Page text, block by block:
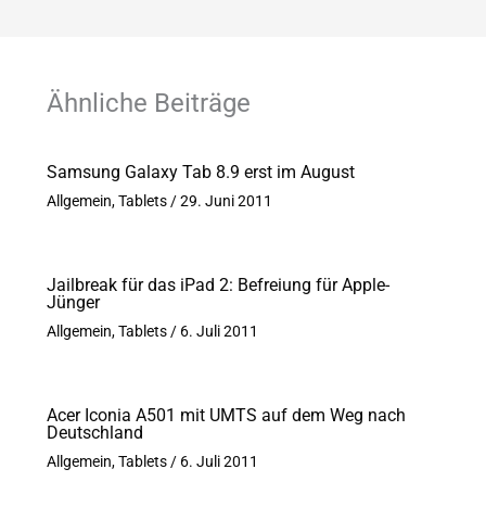
Ähnliche Beiträge
Samsung Galaxy Tab 8.9 erst im August
Allgemein,Tablets/29. Juni 2011
Jailbreak für das iPad 2: Befreiung für Apple-
Jünger
Allgemein,Tablets/ 6. Juli 2011
Acer Iconia A501 mit UMTS auf dem Weg nach
Deutschland
Allgemein,Tablets/ 6. Juli 2011